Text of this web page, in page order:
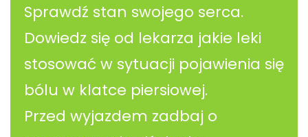
Sprawdź stan swojego serca.
Dowiedz się od lekarza jakie leki
stosować w sytuacji pojawienia się
bólu w klatce piersiowej.
Przed wyjazdem zadbaj o